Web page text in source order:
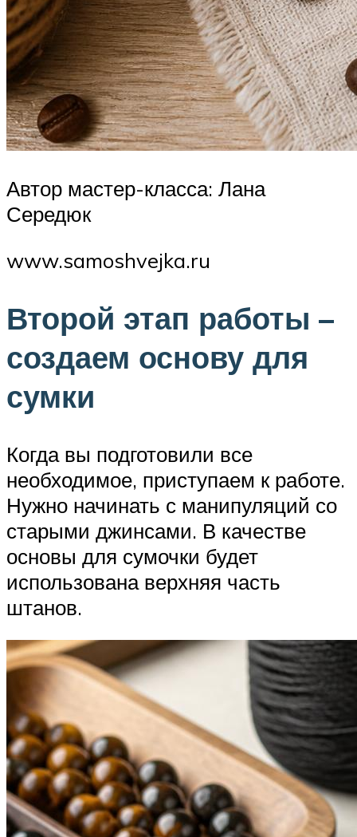
Автор мастер-класса: Лана
Середюк
www.samoshvejka.ru
Второй этап работы –
создаем основу для
сумки
Когда вы подготовили все
необходимое, приступаем к работе.
Нужно начинать с манипуляций со
старыми джинсами. В качестве
основы для сумочки будет
использована верхняя часть
штанов.